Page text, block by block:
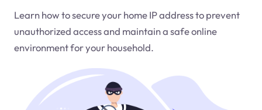
Learn how to secure your home IP address to prevent
unauthorized access and maintain a safe online
environment for your household.